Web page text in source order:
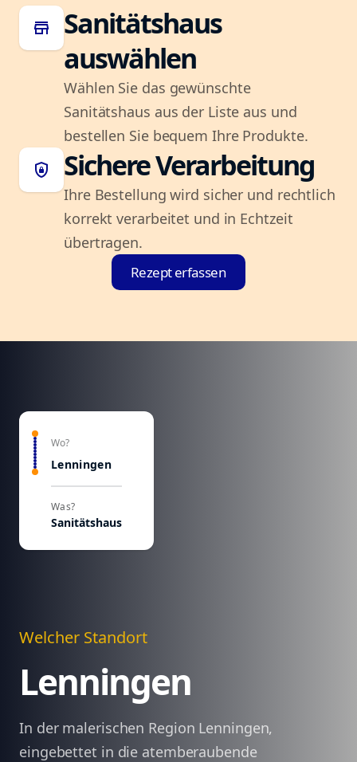
store
Sanitätshaus
auswählen
Wählen Sie das gewünschte
Sanitätshaus aus der Liste aus und
bestellen Sie bequem Ihre Produkte.
shield_lock Sichere Verarbeitung
Ihre Bestellung wird sicher und rechtlich
korrekt verarbeitet und in Echtzeit
übertragen.
Rezept erfassen
Wo?
Lenningen
Was?
Sanitätshaus
Welcher Standort
Lenningen
In der malerischen Region Lenningen,
eingebettet in die atemberaubende